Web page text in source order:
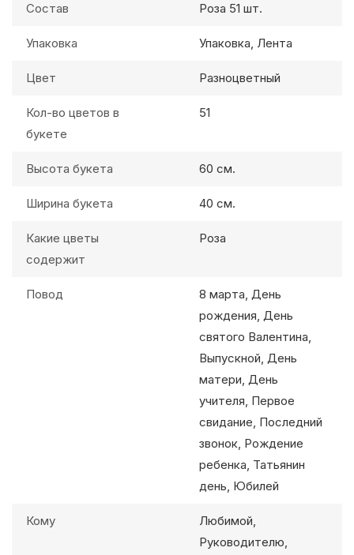
Состав Роза 51 шт.
Упаковка Упаковка, Лента
Цвет Разноцветный
Кол-во цветов в
букете
51
Высота букета 60 см.
Ширина букета 40 см.
Какие цветы
содержит
Роза
Повод
8 марта, День
рождения, День
святого Валентина,
Выпускной, День
матери, День
учителя, Первое
свидание, Последний
звонок, Рождение
ребенка, Татьянин
день, Юбилей
Кому
Любимой,
Руководителю,